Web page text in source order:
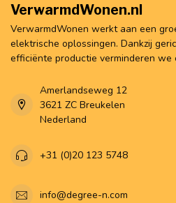
VerwarmdWonen.nl
VerwarmdWonen werkt aan een
elektrische oplossingen. Dankzij
efficiënte productie verminderen we
Amerlandseweg 12
3621 ZC Breukelen
Nederland
+31 (0)20 123 5748
info@degree-n.com